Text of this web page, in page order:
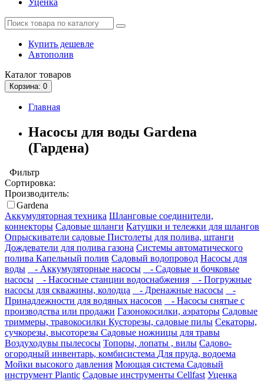
Купить дешевле
Автополив
Каталог товаров
Корзина: 0
Главная
Насосы для воды Gardena
(Гардена)
Фильтр
Сортировка:
Производитель:
Gardena
Аккумуляторная техника Шланговые соединители,
коннекторы Садовые шланги Катушки и тележки для шлангов
Опрыскиватели садовые Пистолеты для полива, штанги
Дождеватели для полива газона Системы автоматического
полива Капельный полив Садовый водопровод Насосы для
воды
- Аккумуляторные насосы
- Садовые и бочковые
насосы
- Насосные станции водоснабжения
- Погружные
насосы для скважины, колодца
- Дренажные насосы
-
Принадлежности для водяных насосов
- Насосы снятые с
производства или продажи Газонокосилки, аэраторы Садовые
триммеры, травокосилки Кусторезы, садовые пилы Секаторы,
сучкорезы, высоторезы Садовые ножницы для травы
Воздуходувы пылесосы Топоры, лопаты , вилы Садово-
огородный инвентарь, комбисистема Для пруда, водоема
Мойки высокого давления Моющая система Садовый
инструмент Plantic Садовые инструменты Cellfast Уценка